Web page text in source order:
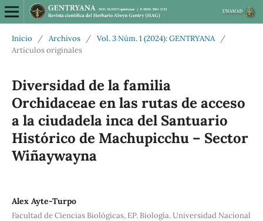
Inicio / Archivos / Vol. 3 Núm. 1 (2024): GENTRYANA
/
Artículos originales
Diversidad de la familia
Orchidaceae en las rutas de acceso
a la ciudadela inca del Santuario
Histórico de Machupicchu – Sector
Wiñaywayna
Alex Ayte-Turpo
Facultad de Ciencias Biológicas, EP. Biología. Universidad Nacional